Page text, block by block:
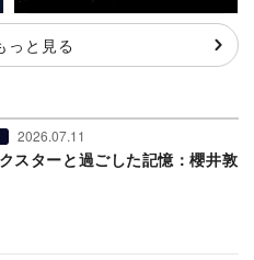
っと見る
2026.07.11
スターと過ごした記憶：櫻井敦